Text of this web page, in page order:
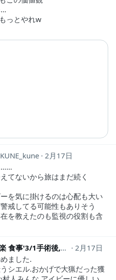
…
っとやれw
2月17日
……
てないから旅はまだ続く
を気に掛けるのは心配も大い
戒してる可能性もありそう
を教えたのも監視の役割も含
あい 日常 アニメ 音楽 食事'3/1手術後,診察,MRI
2月17日
ました.
シエル.おかげで大猟だった獲